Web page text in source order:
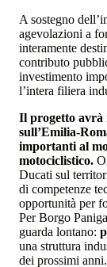
A sostegno
agevolazioni a
interamente
contributo
investimento
l’intera filiera
Il progetto avrà
sull’Emilia-
importanti al
motociclistico.
Ducati sul
di competenze
opportunità per
Per Borgo
guarda lontano:
una struttura
dei prossimi anni.